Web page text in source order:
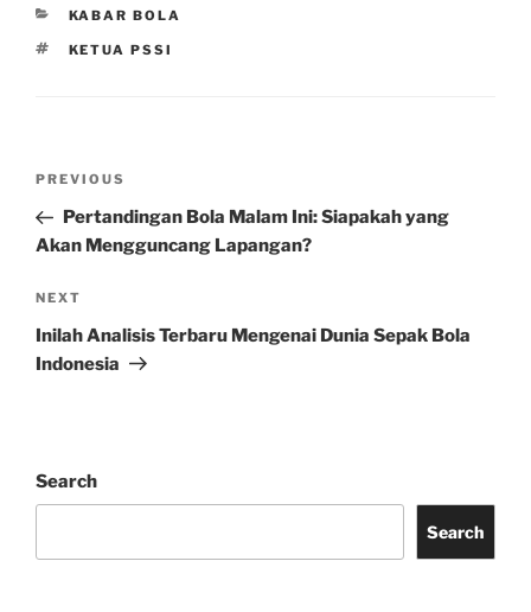
CATEGORIES
KABAR BOLA
TAGS
KETUA PSSI
Previous
Post
PREVIOUS
Pertandingan Bola Malam Ini: Siapakah yang
Akan Mengguncang Lapangan?
Next
Post
NEXT
Inilah Analisis Terbaru Mengenai Dunia Sepak Bola
Indonesia
Search
Search